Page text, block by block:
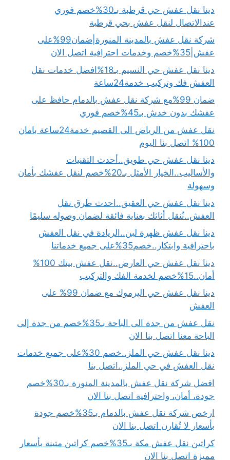
دينا نقل عفش حي قرطبة بـ30%خصم فوري
عندالاتصال لنقل عفش بحي قرطبة
شركة نقل عفش بالمدينة المنورة|ضمان99%على
عفش|35%خصم وخدمات احترافية اتصل الان
دينا نقل عفش حي النسيم بـ18%افضل خدمات نقل
العفش فك وتركيب خدمة24ساعة
ضمان 99%مع شركة نقل عفش بالدمام حافظ على
عفشك بدون خدش بـ45%خصم فوري
نقل عفش من الرياض الى القصيم خدمة24ساعة بامان
100% اتصل بنا اليوم
دينا نقل عفش حي طويق..أحدث التقنيات
والأساليب..الخيار الأمثل بـ20%خصم لنقل عفشك بأمان
وسهولة
دينا نقل عفش حي العقيق..احدث طرق نقل
العفش..نُنقل أثاثك بعناية فائقة لضمان وصوله سليمًا
دينا نقل عفش ظهرة لبن..الريادة في نقل العفش
باحترافية وابتكار..خصم35%على جميع خدماتنا
دينا نقل عفش حي العارض..نقل عفش بيتك 100%
أمان..15%خصم لخدمة الفك والتركيب
دينا نقل عفش حي اليرموك مع ضمان 99% على
العفش
نقل عفش من جدة الى الباحة بـ35%خصم من جدة إلى
الباحة معنا اتصل بنا الان
دينا نقل عفش حي الملز..خصم 30%على جميع خدمات
نقل العفش في حي الملز..اتصل بنا
افضل شركة نقل عفش بالمدينة المنورة بـ30%خصم
جودة، أمان، واحترافية اتصل بنا الان
ارخص شركة نقل عفش بالدمام بـ35%خصم جودة
بأسعار لا تُقارن اتصل بنا الان
كراتين نقل عفش مكة بـ35%خصم كراتين متينة بأسعار
مميزة اتصل بنا الان